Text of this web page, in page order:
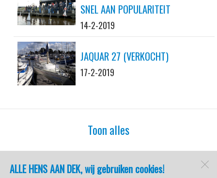
ALLE HENS AAN DEK, wij gebruiken cookies!
SNEL AAN POPULARITEIT
14-2-2019
JAQUAR 27 (VERKOCHT)
17-2-2019
Toon alles
watersport-tv